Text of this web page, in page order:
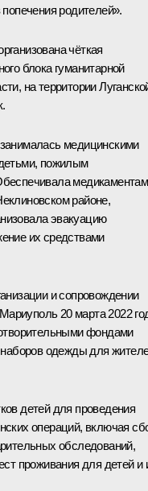
родителей».
чёткая
блока гуманитарной
на территории
медицинскими
пожилым
районе,
эвакуацию
их средствами
и сопровождении
20 марта 2022
фондами
одежды для
детей для проведения
операций, включая
обследований,
проживания для детей и